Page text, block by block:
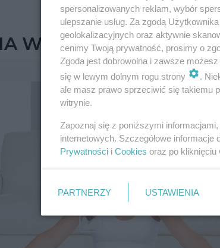
W CIĄŻY
spersonalizowanych reklam, wybór
ulepszanie usług. Za zgodą
geolokalizacyjnych oraz aktywnie
cenimy Twoją prywatność, prosimy o
Zgoda jest dobrowolna i zawsze
się w lewym dolnym rogu strony
.
ale masz prawo sprzeciwić się takiemu
witrynie.
Zapoznaj się z poniższymi
internetowych. Szczegółowe
Prywatności i Cookies oraz po kliknięciu
PARTNERZY USTAWIENIA